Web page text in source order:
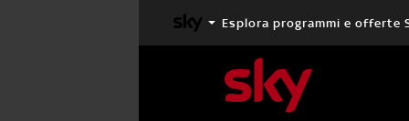
Esplora programmi e offerte